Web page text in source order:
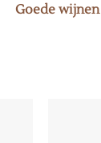
Goede wijnen